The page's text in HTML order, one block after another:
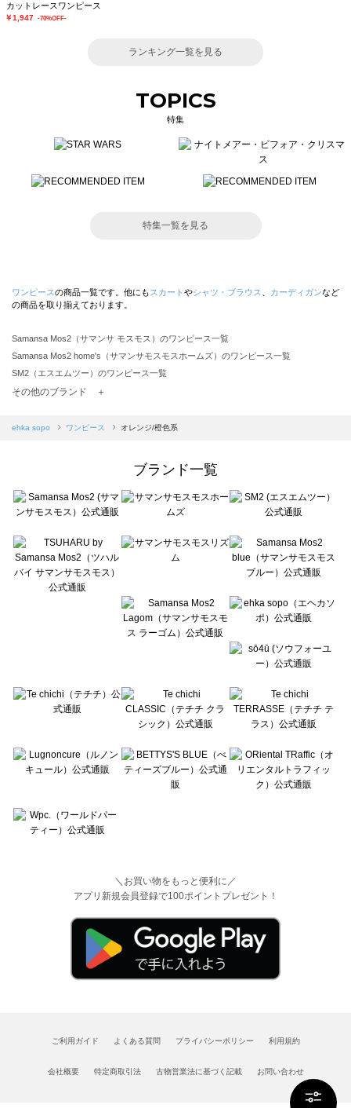
カットレースワンピース
￥1,947 -70%OFF-
ランキング一覧を見る
TOPICS
特集
特集一覧を見る
ワンピースの商品一覧です。他にも スカート やシャツ・ブラウス カーディガンなど
の商品を取り揃えております。
Samansa Mos2（サマンサ モスモス）のワンピース一覧
Samansa Mos2 home's（サマンサモスモスホームズ）のワンピース一覧
SM2（エスエムツー）のワンピース一覧
TSUHARU by Samansa Mos2（ツハルバイサマンサモスモス）のワンピース一覧
Samansa Mos2 blue（サマンサモスモス ブルー）のワンピース一覧
sō4ū（ソウフォーユー）のワンピース一覧
Te chichi（テチチ）のワンピース一覧
Te chichi CLASSIC（テチチ クラシック）のワンピース一覧
Lugnoncure（ルノンキュール）のワンピース一覧
BETTY'S BLUE（べティーズブルー）のワンピース一覧
Wpc.（ワールドパーティー）のワンピース一覧
その他のブランド ＋
ehka sopo ワンピース オレンジ/橙色系
ブランド一覧
＼お買い物をもっと便利に／
アプリ新規会員登録で100ポイントプレゼント！
ご利用ガイド よくある質問 プライバシーポリシー 利用規約
会社概要 特定商取引法 古物営業法に基づく記載 お問い合わせ